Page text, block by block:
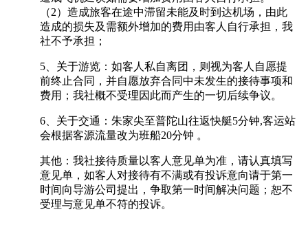
（2）造成旅客在途中滞留未能及时到达机场，由此
造成的损失及需额外增加的费用由客人自行承担，我
社不予承担；
5、关于游览：如客人私自离团，则视为客人自愿提
前终止合同，并自愿放弃合同中未发生的接待事项和
费用；我社概不受理因此而产生的一切后续争议。
6、关于交通：朱家尖至普陀山往返快艇5分钟,客运站
会根据客源流量改为班船20分钟 。
其他：我社接待质量以客人意见单为准，请认真填写
意见单，如客人对接待有不满或有投诉意向请于第一
时间向导游公司提出，争取第一时间解决问题；恕不
受理与意见单不符的投诉。